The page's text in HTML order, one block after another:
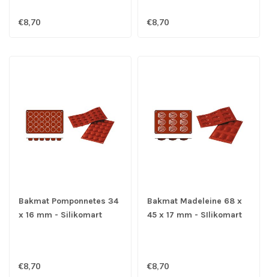
€8,70 €8,70
Bakmat Pomponnetes 34
x 16 mm - Silikomart
€8,70
Bakmat Madeleine 68 x
45 x 17 mm - SIlikomart
€8,70